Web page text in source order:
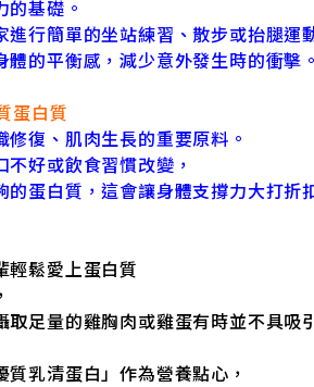
的基礎。
進行簡單的坐站練習、散步或抬腿運
體的平衡感，減少意外發生時的衝擊。
蛋白質
修復、肌肉生長的重要原料。
好或飲食習慣改變，
的蛋白質，這會讓身體支撐力大打折
輕鬆愛上蛋白質
取足量的雞胸肉或雞蛋有時並不具吸
乳清蛋白」作為營養點心，